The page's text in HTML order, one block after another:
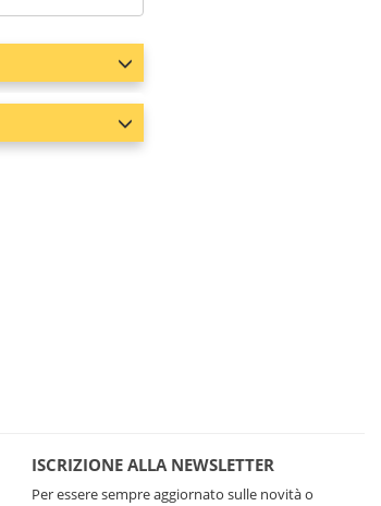
ISCRIZIONE ALLA NEWSLETTER
Per essere sempre aggiornato sulle novità o